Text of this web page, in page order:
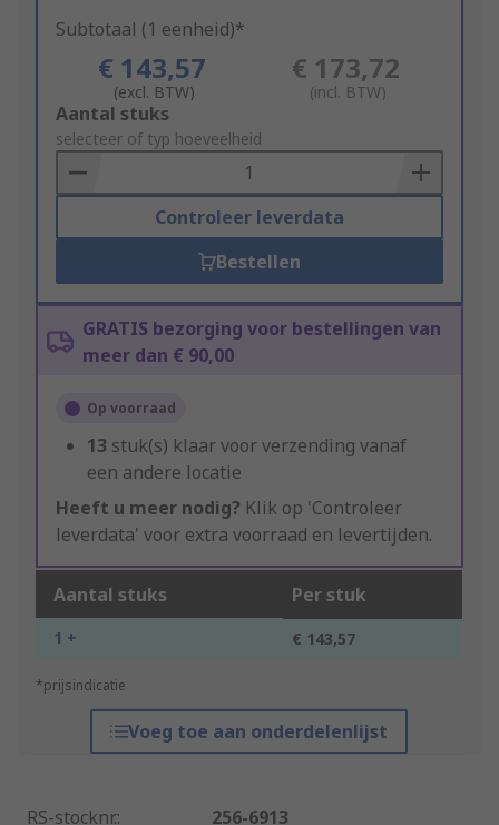
Subtotaal (1 eenheid)*
€ 143,57
(excl. BTW)
€ 173,72
(incl. BTW)
Add
to
Basket
Aantal stuks
selecteer of typ hoeveelheid
Controleer leverdata
Bestellen
GRATIS bezorging voor bestellingen van
meer dan € 90,00
Op voorraad
13 stuk(s) klaar voor verzending vanaf
een andere locatie
Heeft u meer nodig? Klik op 'Controleer
leverdata' voor extra voorraad en levertijden.
Aantal stuks Per stuk
1 + € 143,57
*prijsindicatie
Voeg toe aan onderdelenlijst
RS-stocknr.:
256-6913